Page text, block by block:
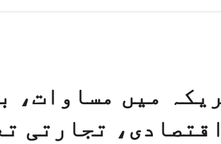
میں مساوات،
تجارتی